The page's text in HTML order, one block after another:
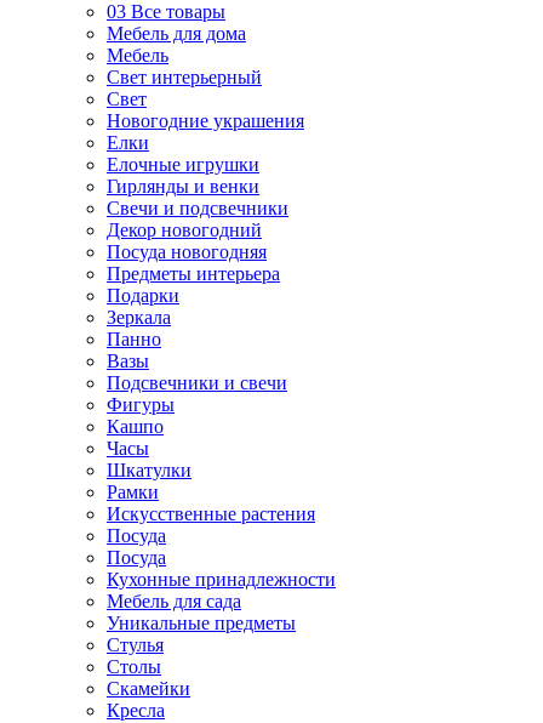
03 Все товары
Мебель для дома
Мебель
Свет интерьерный
Свет
Новогодние украшения
Елки
Елочные игрушки
Гирлянды и венки
Свечи и подсвечники
Декор новогодний
Посуда новогодняя
Предметы интерьера
Подарки
Зеркала
Панно
Вазы
Подсвечники и свечи
Фигуры
Кашпо
Часы
Шкатулки
Рамки
Искусственные растения
Посуда
Посуда
Кухонные принадлежности
Мебель для сада
Уникальные предметы
Стулья
Столы
Скамейки
Кресла